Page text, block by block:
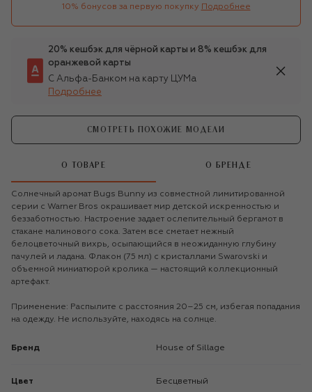
10% бонусов за первую покупку Подробнее
20% кешбэк для чёрной карты и 8% кешбэк для
оранжевой карты
С Альфа-Банком на карту ЦУМа
Подробнее
СМОТРЕТЬ ПОХОЖИЕ МОДЕЛИ
О ТОВАРЕ О БРЕНДЕ
Солнечный аромат Bugs Bunny из совместной лимитированной
серии с Warner Bros окрашивает мир детской искренностью и
беззаботностью. Настроение задает ослепительный бергамот в
стакане малинового сока. Затем все сметает нежный
белоцветочный вихрь, осыпающийся в неожиданную глубину
пачулей и ладана. Флакон (75 мл) с кристаллами Swarovski и
объемной миниатюрой кролика — настоящий коллекционный
артефакт.
Применение: Распылите с расстояния 20–25 см, избегая попадания
на одежду. Не используйте, находясь на солнце.
Бренд House of Sillage
Цвет Бесцветный